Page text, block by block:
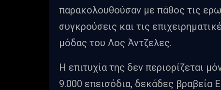
παρακολουθούσαν με πάθος τις
συγκρούσεις και τις
μόδας του Λος Άντζελες.
Η επιτυχία της δεν περιορίζεται
9.000 επεισόδια, δεκάδες βραβεία